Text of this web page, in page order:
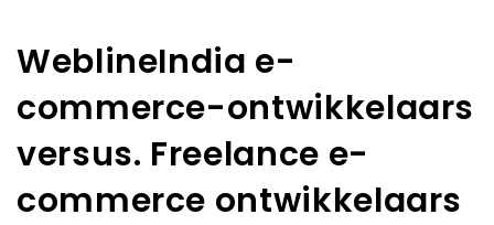
WeblineIndia e-
commerce-ontwikkelaars
versus. Freelance e-
commerce ontwikkelaars